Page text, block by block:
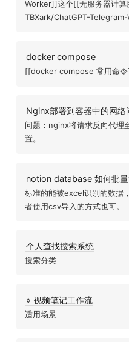
Worker]]这个[[无服务器计
TBXark/ChatGPT-
docker compose
[[docker compose 常用命
Nginx部署到容器中的网络
问题：nginx将请求反向代理
置。
notion database 如何批
标准的能被excel识别的数据
者使用csv导入的方式也可。
个人查找搜索系统
搜索分类
» 视频笔记工作流
适用场景